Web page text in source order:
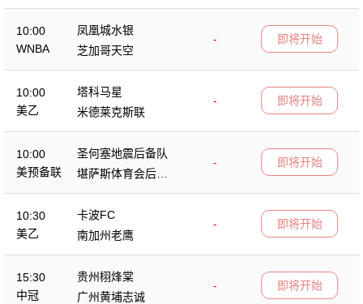
10:00
WNBA
凤凰城水银
-
芝加哥天空
即将开始
10:00
美乙
塔科马星
-
米德莱克斯联
即将开始
10:00
美预备联
圣何塞地震后备队
-
堪萨斯体育会后备
队
即将开始
10:30
美乙
卡波FC
-
南加州老鹰
即将开始
15:30
中冠
贵州栩烽棠
-
广州黄埔志诚
即将开始